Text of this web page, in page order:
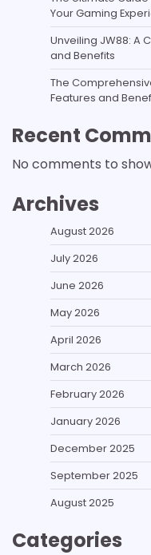
Your Gaming
Unveiling JW88: A
and Benefits
The
Features and
Recent
No comments to
Archives
August 2026
July 2026
June 2026
May 2026
April 2026
March 2026
February 2026
January 2026
December 2025
September 2025
August 2025
Categories